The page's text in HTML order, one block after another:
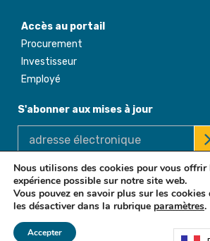
Accès au portail
Procurement
Investisseur
Employé
S'abonner aux mises à jour
© 2026 Africa Enterprise Challenge
Nous utilisons des cookies pour vous offrir
expérience possible sur notre site web.
Vous pouvez en savoir plus sur les
les désactiver dans la rubrique paramètres.
Accepter